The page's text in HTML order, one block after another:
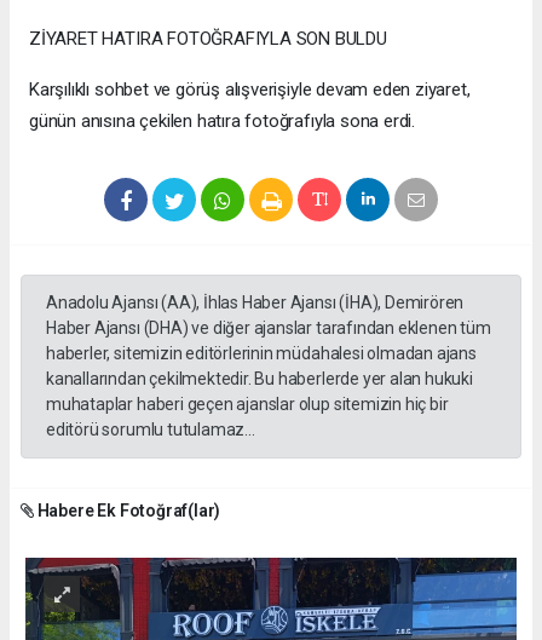
ZİYARET HATIRA FOTOĞRAFIYLA SON BULDU
Karşılıklı sohbet ve görüş alışverişiyle devam eden ziyaret,
günün anısına çekilen hatıra fotoğrafıyla sona erdi.
Anadolu Ajansı (AA), İhlas Haber Ajansı (İHA), Demirören
Haber Ajansı (DHA) ve diğer ajanslar tarafından eklenen tüm
haberler, sitemizin editörlerinin müdahalesi olmadan ajans
kanallarından çekilmektedir. Bu haberlerde yer alan hukuki
muhataplar haberi geçen ajanslar olup sitemizin hiç bir
editörü sorumlu tutulamaz...
Habere Ek Fotoğraf(lar)